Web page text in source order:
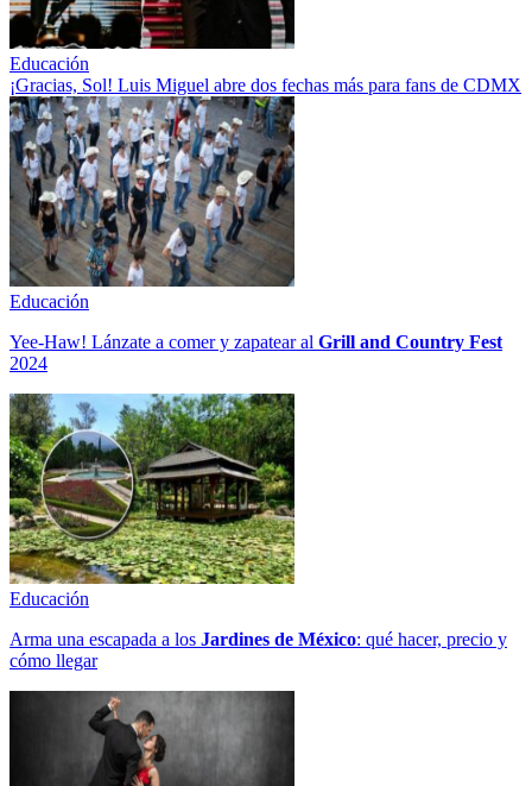
Educación
¡Gracias, Sol! Luis Miguel abre dos fechas más para fans de CDMX
Educación
Yee-Haw! Lánzate a comer y zapatear al Grill and Country Fest
2024
Educación
Arma una escapada a los Jardines de México: qué hacer, precio y
cómo llegar